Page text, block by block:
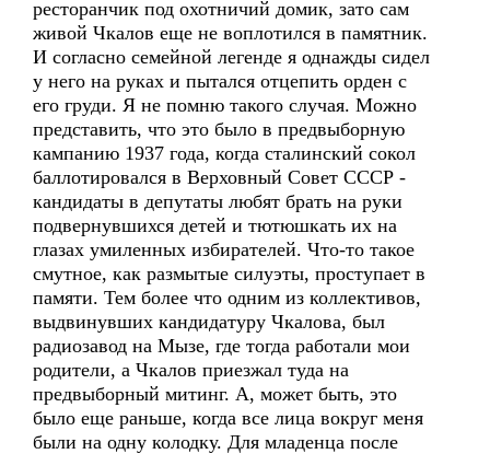
ресторанчик под охотничий домик, зато сам
живой Чкалов еще не воплотился в памятник.
И согласно семейной легенде я однажды сидел
у него на руках и пытался отцепить орден с
его груди. Я не помню такого случая. Можно
представить, что это было в предвыборную
кампанию 1937 года, когда сталинский сокол
баллотировался в Верховный Совет СССР -
кандидаты в депутаты любят брать на руки
подвернувшихся детей и тютюшкать их на
глазах умиленных избирателей. Что-то такое
смутное, как размытые силуэты, проступает в
памяти. Тем более что одним из коллективов,
выдвинувших кандидатуру Чкалова, был
радиозавод на Мызе, где тогда работали мои
родители, а Чкалов приезжал туда на
предвыборный митинг. А, может быть, это
было еще раньше, когда все лица вокруг меня
были на одну колодку. Для младенца после